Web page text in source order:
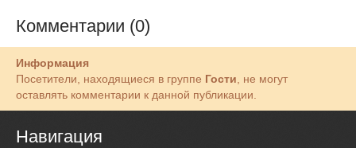
Комментарии (0)
Информация
Посетители, находящиеся в группе Гости, не могут
оставлять комментарии к данной публикации.
Навигация